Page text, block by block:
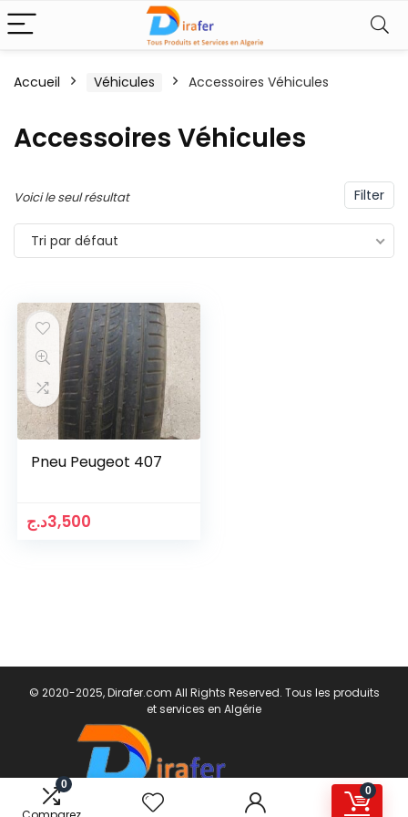
0
0
Accueil Véhicules Accessoires Véhicules
Accessoires Véhicules
Filter
Voici le seul résultat
Tri par défaut
Pneu Peugeot 407
3,500د.ج
© 2020-2025, Dirafer.com All Rights Reserved. Tous les produits
et services en Algérie